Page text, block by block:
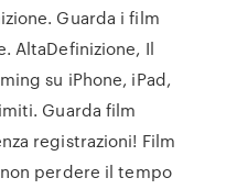
Guarda i film
AltaDefinizione, Il
su iPhone, iPad,
Guarda film
registrazioni! Film
perdere il tempo